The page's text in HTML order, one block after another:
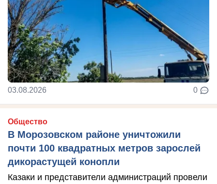
03.08.2026 0
Общество
В Морозовском районе уничтожили
почти 100 квадратных метров зарослей
дикорастущей конопли
Казаки и представители администраций провели